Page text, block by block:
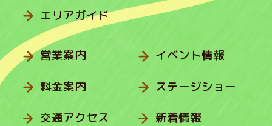
エリアガイド
営業案内
料金案内
交通アクセス
イベント情報
ステージショー
新着情報